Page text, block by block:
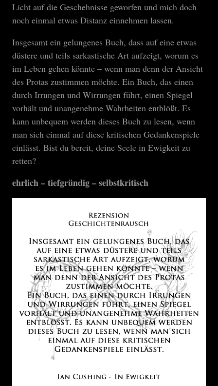
Licht auf die Geschehnisse geworfen und mich doch
noch einmal etwas Distanz einnehmen lassen.
Insgesamt ein gelungenes Buch, dass auf eine etwas
düstere und teils sarkastische Art aufzeigt, worum es
im Leben gehen könnte – wenn man denn der Ansicht
des Protas zustimmen möchte. Ein Buch, das einen
durch Irrungen und Wirrungen führt, einen Spiegel
vorhält und unangenehme Wahrheiten entblößt. Es
kann unbequem werden dieses Buch zu lesen, wenn
man sich einmal auf diese kritischen Gedankenspiele
einlässt. Bist du bereit, deine Seele in Ewigkeit zu
retten?
ehrlich – tiefgründig – selbstkritisch